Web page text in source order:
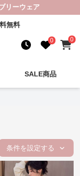
リーウェア
無料
0 0
SALE商品
条件を設定する